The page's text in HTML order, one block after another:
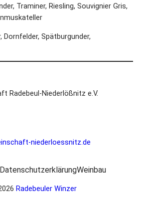
Traminer, Riesling, Souvignier Gris,
Dornfelder, Spätburgunder,
Radebeul-Niederlößnitz e.V.
niederloessnitz.de
DatenschutzerklärungWeinbau
Radebeuler Winzer